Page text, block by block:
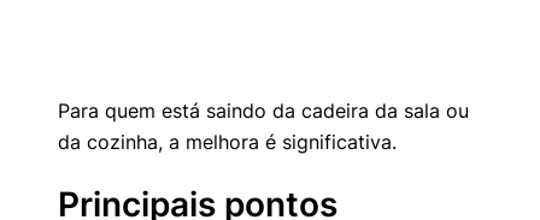
Para quem está saindo da cadeira da sala ou
da cozinha, a melhora é significativa.
Principais pontos